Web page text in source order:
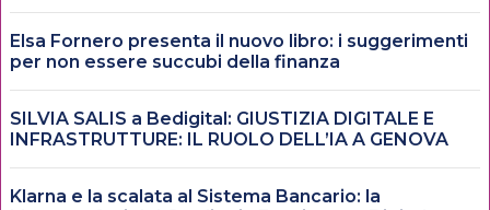
Elsa Fornero presenta il nuovo libro: i suggerimenti
per non essere succubi della finanza
SILVIA SALIS a Bedigital: GIUSTIZIA DIGITALE E
INFRASTRUTTURE: IL RUOLO DELL’IA A GENOVA
Klarna e la scalata al Sistema Bancario: la